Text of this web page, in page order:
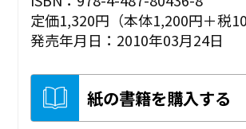
定価1,320円（本体1,200円＋税
発売年月日：2010年03月24日
紙の書籍を購入する